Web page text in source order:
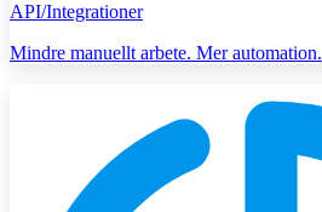
API/Integrationer
Mindre manuellt arbete. Mer automation.